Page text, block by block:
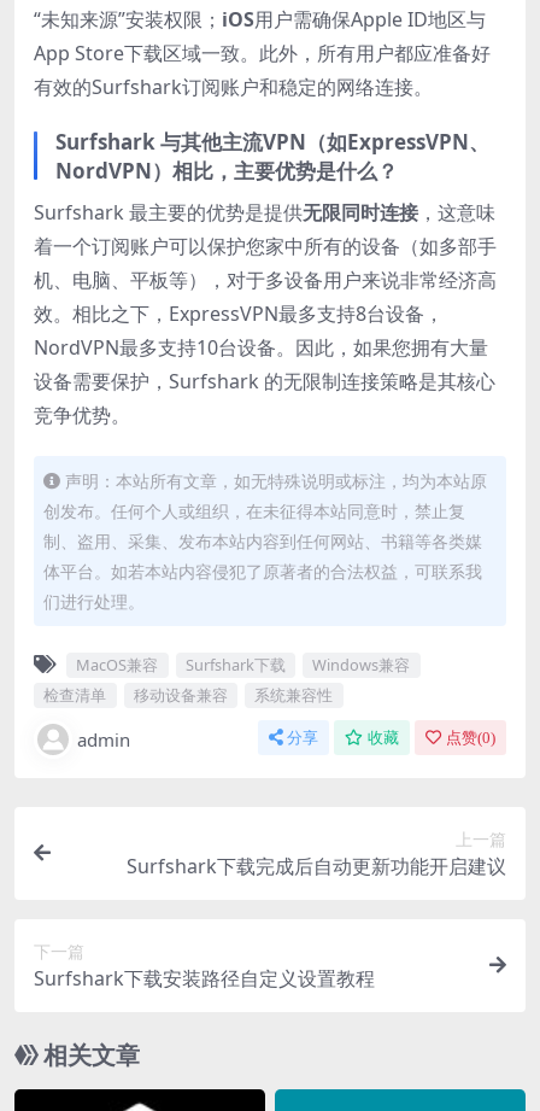
“未知来源”安装权限； iOS用户需确保Apple ID地区与
App Store下载区域一致。此外，所有用户都应准备好
有效的Surfshark订阅账户和稳定的网络连接。
Surfshark 与其他主流VPN（如ExpressVPN、
NordVPN）相比，主要优势是什么？
Surfshark 最主要的优势是提供无限同时连接 ，这意味
着一个订阅账户可以保护您家中所有的设备（如多部手
机、电脑、平板等），对于多设备用户来说非常经济高
效。相比之下，ExpressVPN最多支持8台设备，
NordVPN最多支持10台设备。因此，如果您拥有大量
设备需要保护，Surfshark 的无限制连接策略是其核心
竞争优势。
声明：本站所有文章，如无特殊说明或标注，均为本站原
创发布。任何个人或组织，在未征得本站同意时，禁止复
制、盗用、采集、发布本站内容到任何网站、书籍等各类媒
体平台。如若本站内容侵犯了原著者的合法权益，可联系我
们进行处理。
MacOS兼容 Surfshark下载
Windows兼容
检查清单
移动设备兼容 系统兼容性
admin 分享 收藏 点赞(0)
上一篇
Surfshark下载完成后自动更新功能开启建议
下一篇
Surfshark下载安装路径自定义设置教程
相关文章